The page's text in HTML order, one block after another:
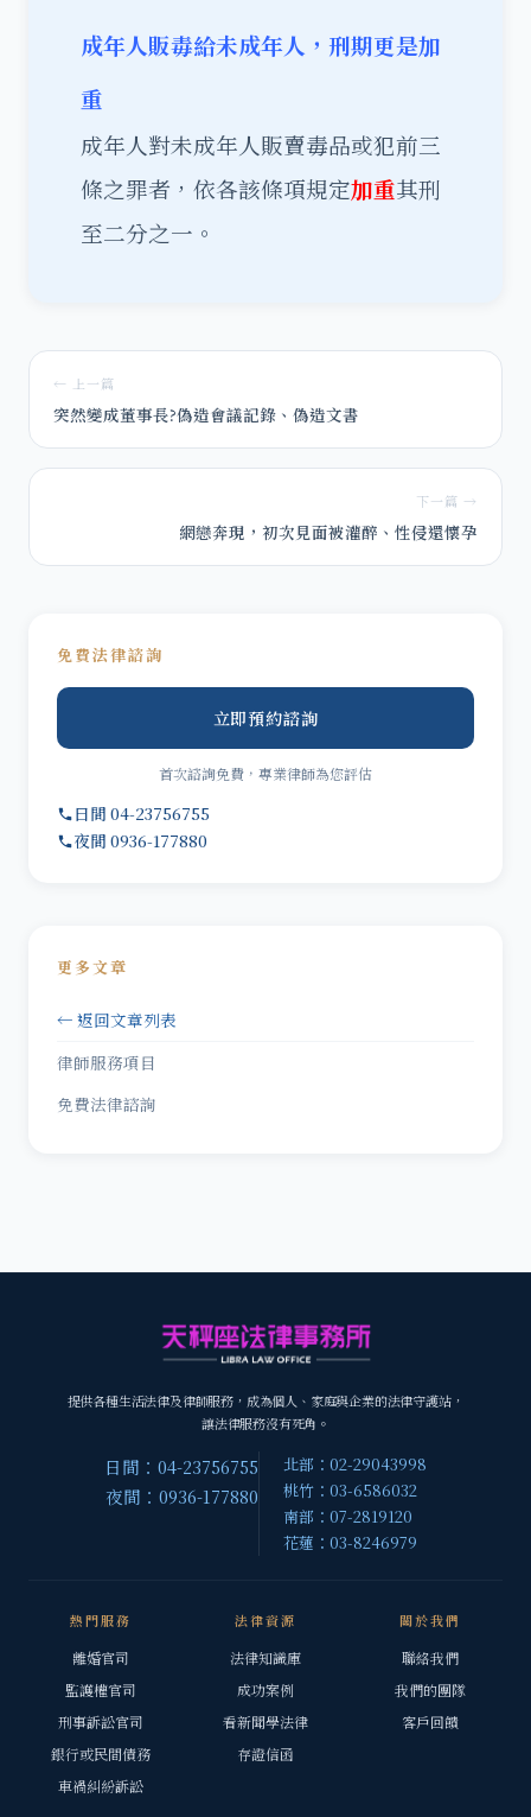
成年人販毒給未成年人，刑期更是加
重
成年人對未成年人販賣毒品或犯前三
條之罪者，依各該條項規定加重其刑
至二分之一。
← 上一篇
突然變成董事長?偽造會議記錄、偽造文書
下一篇 →
網戀奔現，初次見面被灌醉、性侵還懷孕
免費法律諮詢
立即預約諮詢
首次諮詢免費，專業律師為您評估
日間 04-23756755
夜間 0936-177880
更多文章
← 返回文章列表
律師服務項目
免費法律諮詢
提供各種生活法律及律師服務，成為個人、家庭與企業的法律守護站，
讓法律服務沒有死角。
日間：04-23756755
夜間：0936-177880
北部：02-29043998
桃竹：03-6586032
南部：07-2819120
花蓮：03-8246979
熱門服務
離婚官司
監護權官司
刑事訴訟官司
銀行或民間債務
車禍糾紛訴訟
法律資源
法律知識庫
成功案例
看新聞學法律
存證信函
關於我們
聯絡我們
我們的團隊
客戶回饋